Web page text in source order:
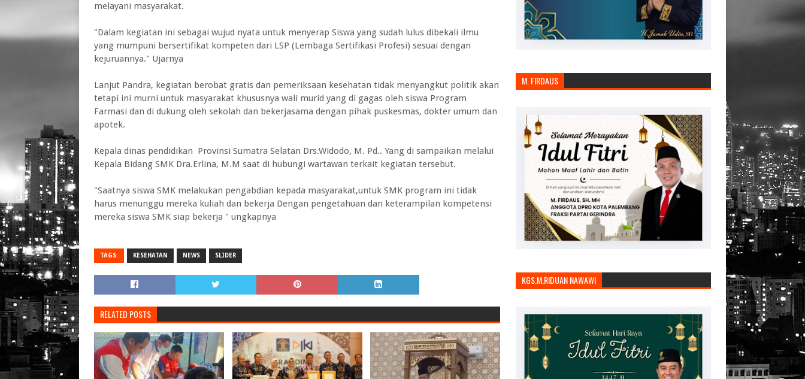
melayani masyarakat.
"Dalam kegiatan ini sebagai wujud nyata untuk menyerap Siswa yang sudah lulus dibekali ilmu
yang mumpuni bersertifikat kompeten dari LSP (Lembaga Sertifikasi Profesi) sesuai dengan
kejuruannya." Ujarnya
Lanjut Pandra, kegiatan berobat gratis dan pemeriksaan kesehatan tidak menyangkut politik akan
tetapi ini murni untuk masyarakat khususnya wali murid yang di gagas oleh siswa Program
Farmasi dan di dukung oleh sekolah dan bekerjasama dengan pihak puskesmas, dokter umum dan
apotek.
Kepala dinas pendidikan Provinsi Sumatra Selatan Drs.Widodo, M. Pd.. Yang di sampaikan melalui
Kepala Bidang SMK Dra.Erlina, M.M saat di hubungi wartawan terkait kegiatan tersebut.
"Saatnya siswa SMK melakukan pengabdian kepada masyarakat,untuk SMK program ini tidak
harus menunggu mereka kuliah dan bekerja Dengan pengetahuan dan keterampilan kompetensi
mereka siswa SMK siap bekerja " ungkapnya
TAGS: KESEHATAN NEWS SLIDER
RELATED POSTS
M. FIRDAUS
KGS.M.RIDUAN NAWAWI